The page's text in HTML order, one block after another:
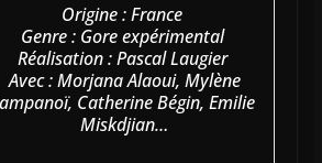
Origine : France
Genre : Gore expérimental
Réalisation : Pascal Laugier
Avec : Morjana Alaoui, Mylène
Catherine Bégin, Emilie
Miskdjian…